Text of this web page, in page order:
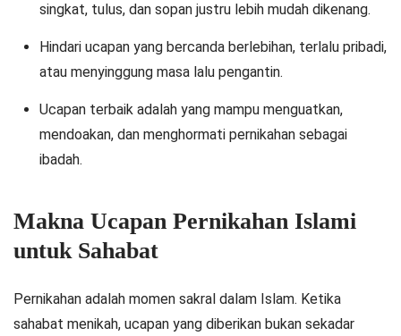
singkat, tulus, dan sopan justru lebih mudah dikenang.
Hindari ucapan yang bercanda berlebihan, terlalu pribadi,
atau menyinggung masa lalu pengantin.
Ucapan terbaik adalah yang mampu menguatkan,
mendoakan, dan menghormati pernikahan sebagai
ibadah.
Makna Ucapan Pernikahan Islami
untuk Sahabat
Pernikahan adalah momen sakral dalam Islam. Ketika
sahabat menikah, ucapan yang diberikan bukan sekadar